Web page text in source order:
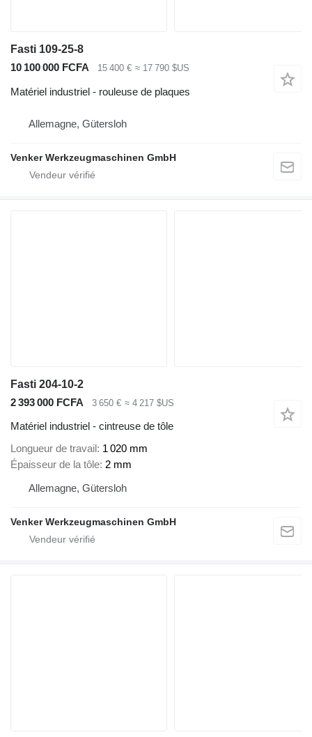
Fasti 109-25-8
10 100 000 FCFA
15 400 € ≈ 17 790 $US
Matériel industriel - rouleuse de plaques
Allemagne, Gütersloh
Venker Werkzeugmaschinen GmbH
Fasti 204-10-2
2 393 000 FCFA
3 650 € ≈ 4 217 $US
Matériel industriel - cintreuse de tôle
Longueur de travail 1 020 mm
Épaisseur de la tôle 2 mm
Allemagne, Gütersloh
Venker Werkzeugmaschinen GmbH